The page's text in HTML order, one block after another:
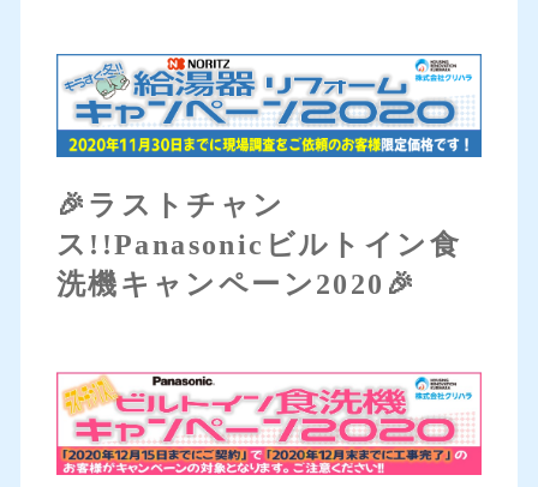
🎉ラストチャン
ス!!Panasonicビルトイン食
洗機キャンペーン2020🎉